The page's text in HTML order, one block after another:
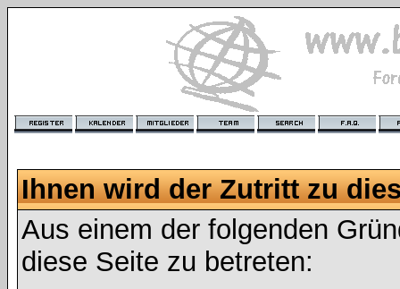
Ihnen wird der Zutritt zu
Aus einem der folgenden
diese Seite zu betreten: